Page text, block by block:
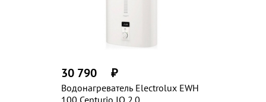
Водонагреватель Electrolux EWH
30 790 ₽